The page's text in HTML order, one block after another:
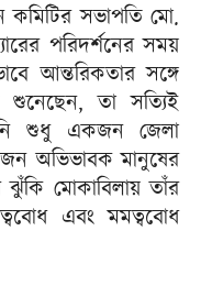
কমিটির সভাপতি মো.
পরিদর্শনের সময়
আন্তরিকতার সঙ্গে
শুনেছেন, তা সত্যিই
শুধু একজন জেলা
অভিভাবক মানুষের
মোকাবিলায় তাঁর
এবং মমত্ববোধ